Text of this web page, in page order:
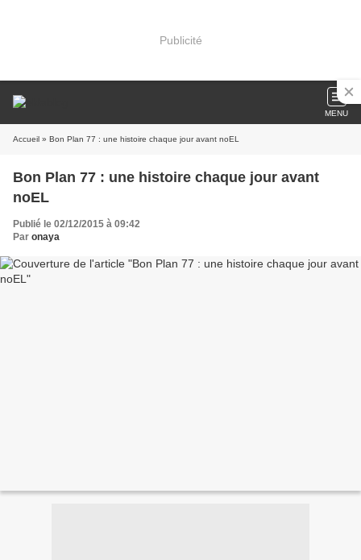
Publicité
MENU
Accueil » Bon Plan 77 : une histoire chaque jour avant noEL
Bon Plan 77 : une histoire chaque jour avant
noEL
Publié le 02/12/2015 à 09:42
Par onaya